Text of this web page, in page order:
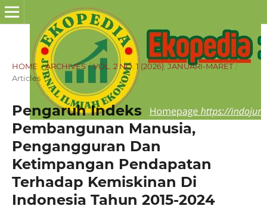
HOME / ARCHIVES / VOL. 2 NO. 1 (2026): JANUARI-MARET /
Articles
Pengaruh Indeks
Pembangunan Manusia,
Pengangguran Dan
Ketimpangan Pendapatan
Terhadap Kemiskinan Di
Indonesia Tahun 2015-2024